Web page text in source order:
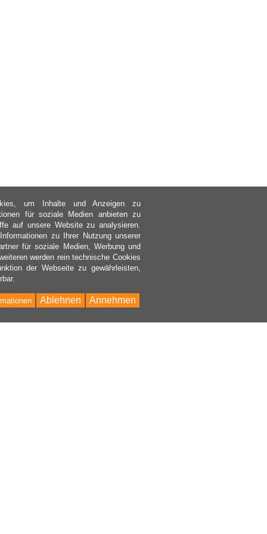
um Inhalte und Anzeigen zu
für soziale Medien anbieten zu
auf unsere Website zu analysieren.
zu Ihrer Nutzung unserer
für soziale Medien, Werbung und
werden rein technische Cookies
der Webseite zu gewährleisten,
Annehmen
Ablehnen